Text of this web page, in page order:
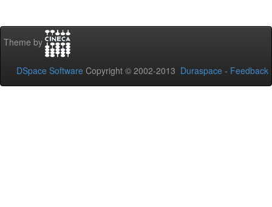
Theme by
DSpace Software Copyright © 2002-2013 Duraspace - Feedback